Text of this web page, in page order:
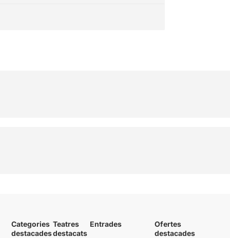
Categories
destacades
Teatres
destacats
Entrades
Ofertes
destacades